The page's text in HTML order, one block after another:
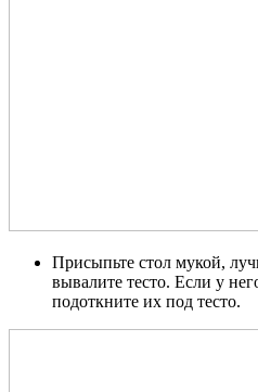
Присыпьте стол мукой,
вывалите тесто. Если у
подоткните их под тесто.